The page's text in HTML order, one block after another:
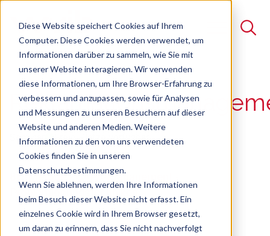
Diese Website speichert Cookies auf Ihrem
Computer. Diese Cookies werden verwendet, um
Informationen darüber zu sammeln, wie Sie mit
unserer Website interagieren. Wir verwenden
diese Informationen, um Ihre Browser-Erfahrung zu
verbessern und anzupassen, sowie für Analysen
und Messungen zu unseren Besuchern auf dieser
Website und anderen Medien. Weitere
Informationen zu den von uns verwendeten
Cookies finden Sie in unseren
Datenschutzbestimmungen.
Wenn Sie ablehnen, werden Ihre Informationen
beim Besuch dieser Website nicht erfasst. Ein
einzelnes Cookie wird in Ihrem Browser gesetzt,
um daran zu erinnern, dass Sie nicht nachverfolgt
Suche
Es gibt keine Vorschläge, da das Suchfeld leer ist.
Seminar Freie Plätze verfügbar
8D-Metode - CAPA-Management -
Problemlösungstechniken